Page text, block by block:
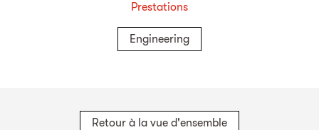
Prestations
Engineering
Retour à la vue d'ensemble